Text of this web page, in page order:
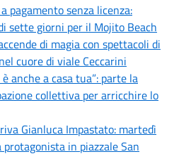
pagamento senza licenza:
sette giorni per il Mojito Beach
di magia con spettacoli di
cuore di viale Ceccarini
anche a casa tua”: parte la
collettiva per arricchire lo
Gianluca Impastato: martedì
in piazzale San